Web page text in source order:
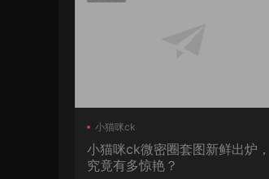
小猫咪ck
小猫咪ck微密圈套图新鲜出炉，
究竟有多惊艳？